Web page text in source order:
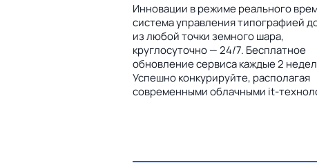
Инновации в режиме реального
система управления типографией
из любой точки земного шара,
круглосуточно — 24/7. Бесплатное
обновление сервиса каждые 2
Успешно конкурируйте, располагая
современными облачными it-